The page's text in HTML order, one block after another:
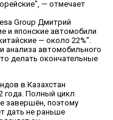
— отмечает
Group Дмитрий
и японские автомобили
— около 22%".
анализа автомобильного
делать окончательные
в Казахстан
года. Полный цикл
завершён, поэтому
дать не раньше